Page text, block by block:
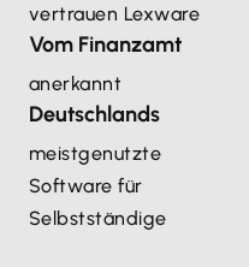
vertrauen Lexware
Vom Finanzamt
anerkannt
Deutschlands
meistgenutzte
Software für
Selbstständige